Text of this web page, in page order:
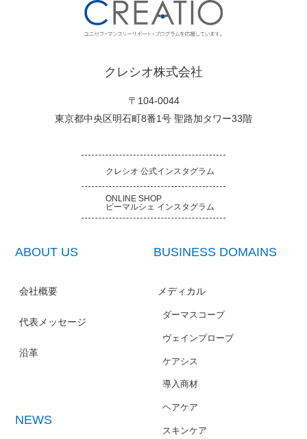
クレシオ株式会社
〒104-0044
東京都中央区明石町8番1号 聖路加タワー33階
クレシオ 公式インスタグラム
ONLINE SHOP
ビーマルシェ インスタグラム
ABOUT US
会社概要
代表メッセージ
沿革
NEWS
BUSINESS DOMAINS
メディカル
ダーマスコープ
ヴェインプローブ
ケアシス
導入商材
ヘアケア
スキンケア